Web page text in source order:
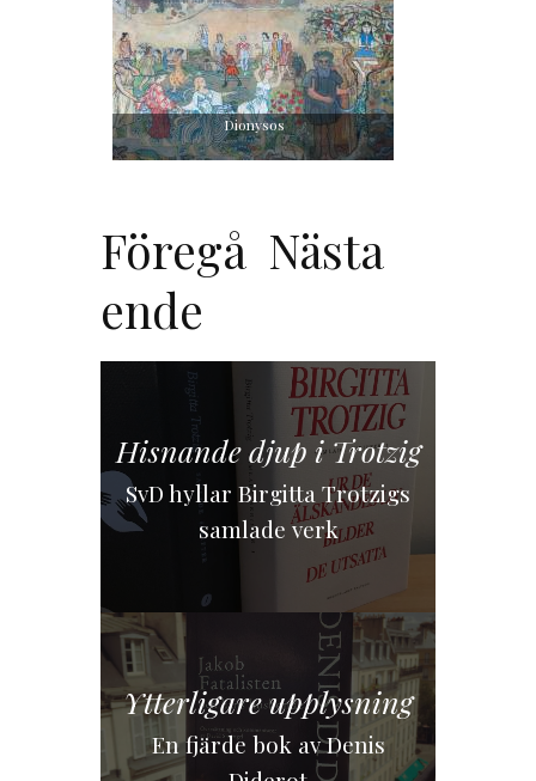
Dionysos
Föregå
ende
Nästa
Hisnande djup i Trotzig
SvD hyllar Birgitta Trotzigs
samlade verk
Ytterligare upplysning
En fjärde bok av Denis